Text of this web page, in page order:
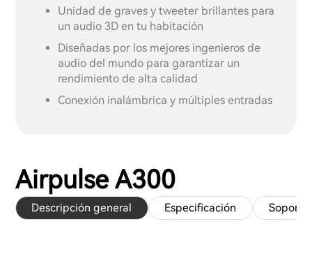
Unidad de graves y tweeter brillantes para
un audio 3D en tu habitación
Diseñadas por los mejores ingenieros de
audio del mundo para garantizar un
rendimiento de alta calidad
Conexión inalámbrica y múltiples entradas
Airpulse A300
Descripción general Especificación Soporte